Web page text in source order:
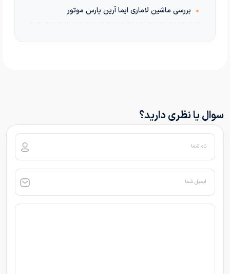
• بررسی ماشین لاماری ایما آرین پارس موتور
سوال یا نظری دارید؟
نام شما
ایمیل شما